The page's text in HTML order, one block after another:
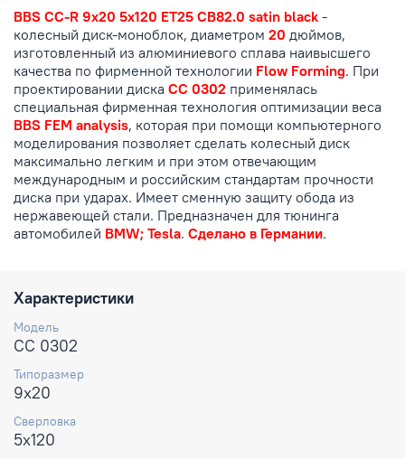
BBS CC-R 9x20 5x120 ET25 CB82.0 satin black -
колесный диск-моноблок, диаметром 20 дюймов,
изготовленный из алюминиевого сплава наивысшего
качества по фирменной технологии Flow Forming. При
проектировании диска CC 0302 применялась
специальная фирменная технология оптимизации веса
BBS FEM analysis, которая при помощи компьютерного
моделирования позволяет сделать колесный диск
максимально легким и при этом отвечающим
международным и российским стандартам прочности
диска при ударах. Имеет сменную защиту обода из
нержавеющей стали. Предназначен для тюнинга
автомобилей BMW; Tesla. Сделано в Германии.
Характеристики
Модель
CC 0302
Типоразмер
9x20
Сверловка
5x120